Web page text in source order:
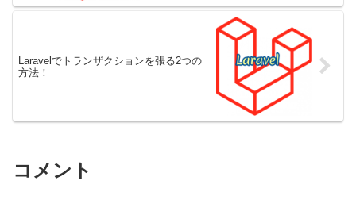
Laravelでトランザクションを張る2つの
方法！
コメント